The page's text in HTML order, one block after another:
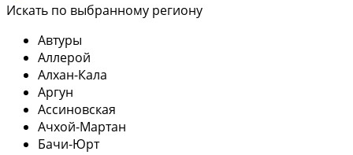
Искать по выбранному региону
Автуры
Аллерой
Алхан-Кала
Аргун
Ассиновская
Ачхой-Мартан
Бачи-Юрт